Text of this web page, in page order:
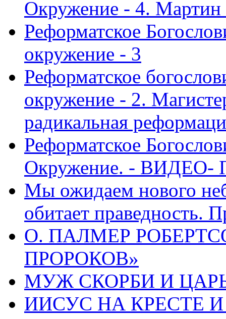
Окружение - 4.
Реформатское
окружение - 3
Реформатское
окружение - 2.
радикальная
Реформатское
Окружение. - ВИДЕО-
Мы ожидаем нового
обитает праведность.
О. ПАЛМЕР
ПРОРОКОВ»
МУЖ СКОРБИ И ЦАРЬ
ИИСУС НА КРЕСТЕ